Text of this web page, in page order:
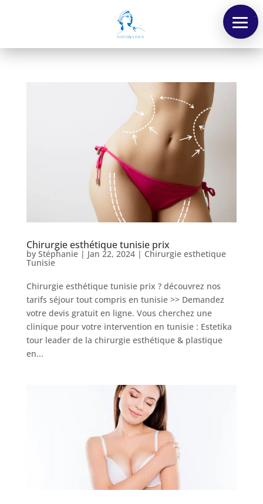
chirurgies
Chirurgie esthétique tunisie prix
by Stéphanie| Jan 22, 2024| Chirurgie esthetique
Tunisie
Chirurgie esthétique tunisie prix ? découvrez nos
tarifs séjour tout compris en tunisie >> Demandez
votre devis gratuit en ligne. Vous cherchez une
clinique pour votre intervention en tunisie : Estetika
tour leader de la chirurgie esthétique & plastique
en...